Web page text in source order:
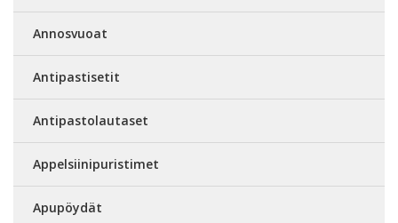
Annosvuoat
Antipastisetit
Antipastolautaset
Appelsiinipuristimet
Apupöydät